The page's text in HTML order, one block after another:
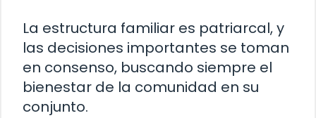
La estructura familiar es patriarcal, y
las decisiones importantes se toman
en consenso, buscando siempre el
bienestar de la comunidad en su
conjunto.